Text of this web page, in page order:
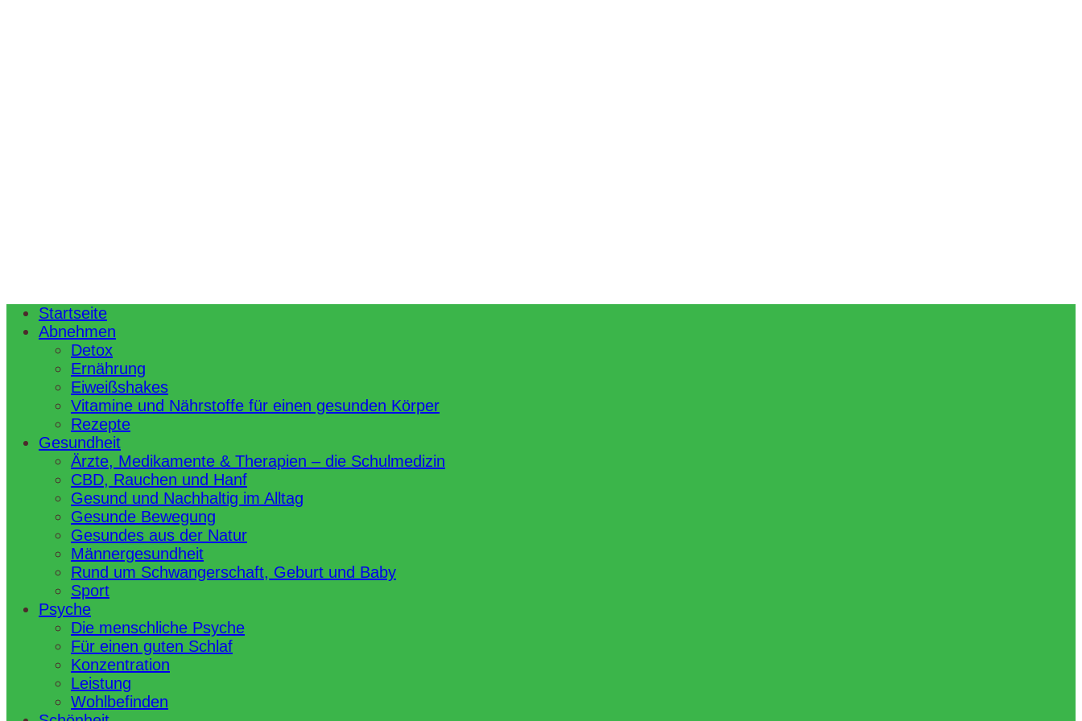
Startseite
Abnehmen
Detox
Ernährung
Eiweißshakes
Vitamine und Nährstoffe für einen gesunden Körper
Rezepte
Gesundheit
Ärzte, Medikamente & Therapien – die Schulmedizin
CBD, Rauchen und Hanf
Gesund und Nachhaltig im Alltag
Gesunde Bewegung
Gesundes aus der Natur
Männergesundheit
Rund um Schwangerschaft, Geburt und Baby
Sport
Psyche
Die menschliche Psyche
Für einen guten Schlaf
Konzentration
Leistung
Wohlbefinden